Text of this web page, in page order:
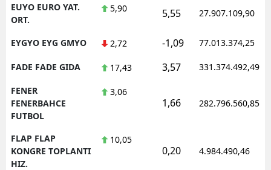
EUYO EURO YAT.
ORT.
5,90 5,55 27.907.109,90
EYGYO EYG GMYO 2,72 -1,09 77.013.374,25
FADE FADE GIDA 17,43 3,57 331.374.492,49
FENER
FENERBAHCE
FUTBOL
3,06
1,66 282.796.560,85
FLAP FLAP
KONGRE TOPLANTI
HIZ.
10,05
0,20 4.984.490,46